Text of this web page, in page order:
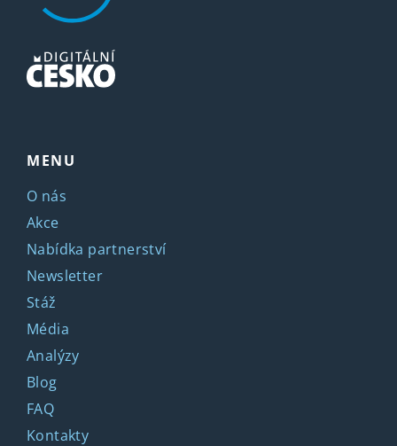
MENU
O nás
Akce
Nabídka partnerství
Newsletter
Stáž
Média
Analýzy
Blog
FAQ
Kontakty